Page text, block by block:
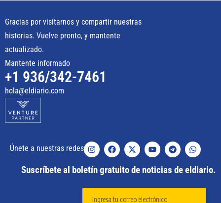
Gracias por visitarnos y compartir nuestras
historias. Vuelve pronto, y mantente
actualizado.
Mantente informado
+1 936/342-7461
hola@eldiario.com
Únete a nuestras redes
Suscríbete al boletín gratuito de noticias de eldiario.